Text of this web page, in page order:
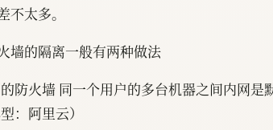
不太多。
墙的隔离一般有两种做法
防火墙 同一个用户的多台机器之间内网
：阿里云）